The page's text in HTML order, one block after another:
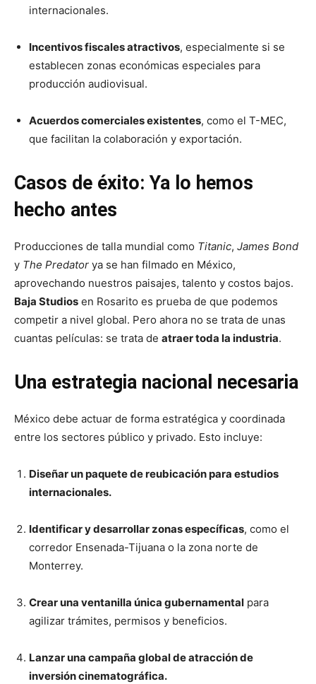
internacionales.
Incentivos fiscales atractivos, especialmente si se
establecen zonas económicas especiales para
producción audiovisual.
Acuerdos comerciales existentes, como el T-MEC,
que facilitan la colaboración y exportación.
Casos de éxito: Ya lo hemos
hecho antes
Producciones de talla mundial como Titanic, James Bond
y The Predator ya se han filmado en México,
aprovechando nuestros paisajes, talento y costos bajos.
Baja Studios en Rosarito es prueba de que podemos
competir a nivel global. Pero ahora no se trata de unas
cuantas películas: se trata de atraer toda la industria.
Una estrategia nacional necesaria
México debe actuar de forma estratégica y coordinada
entre los sectores público y privado. Esto incluye:
Diseñar un paquete de reubicación para estudios
internacionales.
Identificar y desarrollar zonas específicas, como el
corredor Ensenada-Tijuana o la zona norte de
Monterrey.
Crear una ventanilla única gubernamental para
agilizar trámites, permisos y beneficios.
Lanzar una campaña global de atracción de
inversión cinematográfica.